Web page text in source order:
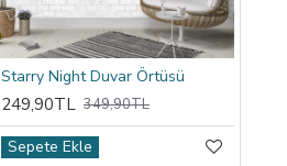
Starry Night Duvar Örtüsü
249,90TL 349,90TL
Sepete Ekle